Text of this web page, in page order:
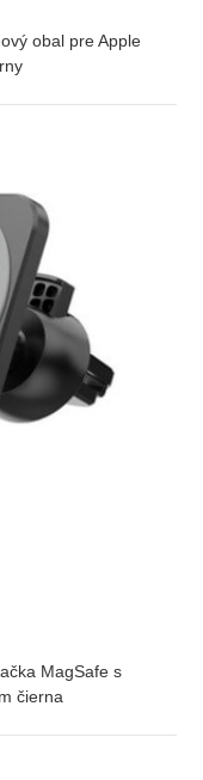
obal pre Apple
MagSafe s
čierna